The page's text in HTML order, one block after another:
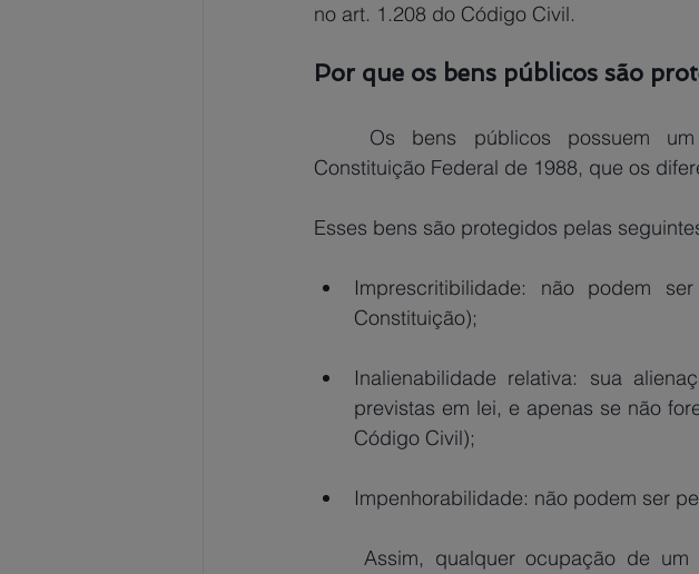
no art. 1.208 do Código Civil.
Por que os bens públicos são
Os bens públicos possuem
Constituição Federal de 1988, que os
Esses bens são protegidos pelas
Imprescritibilidade: não podem
Constituição);
Inalienabilidade relativa: sua
previstas em lei, e apenas se não
Código Civil);
Impenhorabilidade: não podem ser